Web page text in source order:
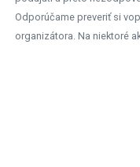
Odporúčame preveriť si
organizátora. Na niektoré